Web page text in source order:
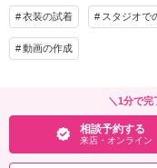
衣装の試着 スタジオで
動画の作成
＼1分で完
相談予約する
来店・オンライン